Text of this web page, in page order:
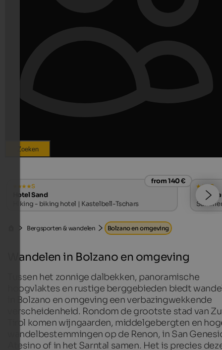
Zoeken
s
from 140 €
Hotel Sand
Hiking - biking hotel | Kastelbell-Tschars
s
Bergsporten & wandelen Bolzano en omgeving
Wandelen in Bolzano en omgeving
Tussen het zonnige dalbekken, panoramische
hoogvlaktes en rustige berggebieden biedt
in Bolzano en omgeving een verbazingwekkende
verscheidenheid. Rondom de grootste stad van
Tirol komen wijngaarden, middelgebergten en
wandelbestemmingen op de Renon, in San
Atesino of in het Sarntal samen. Het is precies